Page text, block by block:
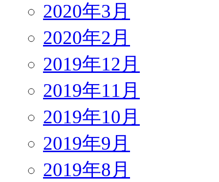
2020年3月
2020年2月
2019年12月
2019年11月
2019年10月
2019年9月
2019年8月